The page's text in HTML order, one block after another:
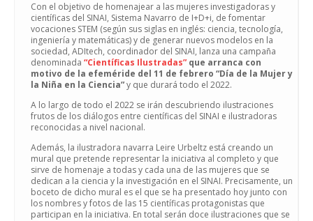
Con el objetivo de homenajear a las mujeres investigadoras y
científicas del SINAI, Sistema Navarro de I+D+i, de fomentar
vocaciones STEM (según sus siglas en inglés: ciencia, tecnología,
ingeniería y matemáticas) y de generar nuevos modelos en la
sociedad, ADItech, coordinador del SINAI, lanza una campaña
denominada “Científicas Ilustradas” que arranca con
motivo de la efeméride del 11 de febrero “Día de la Mujer y
la Niña en la Ciencia”y que durará todo el 2022.
A lo largo de todo el 2022 se irán descubriendo ilustraciones
frutos de los diálogos entre científicas del SINAI e ilustradoras
reconocidas a nivel nacional.
Además, la ilustradora navarra Leire Urbeltz está creando un
mural que pretende representar la iniciativa al completo y que
sirve de homenaje a todas y cada una de las mujeres que se
dedican a la ciencia y la investigación en el SINAI. Precisamente, un
boceto de dicho mural es el que se ha presentado hoy junto con
los nombres y fotos de las 15 científicas protagonistas que
participan en la iniciativa. En total serán doce ilustraciones que se